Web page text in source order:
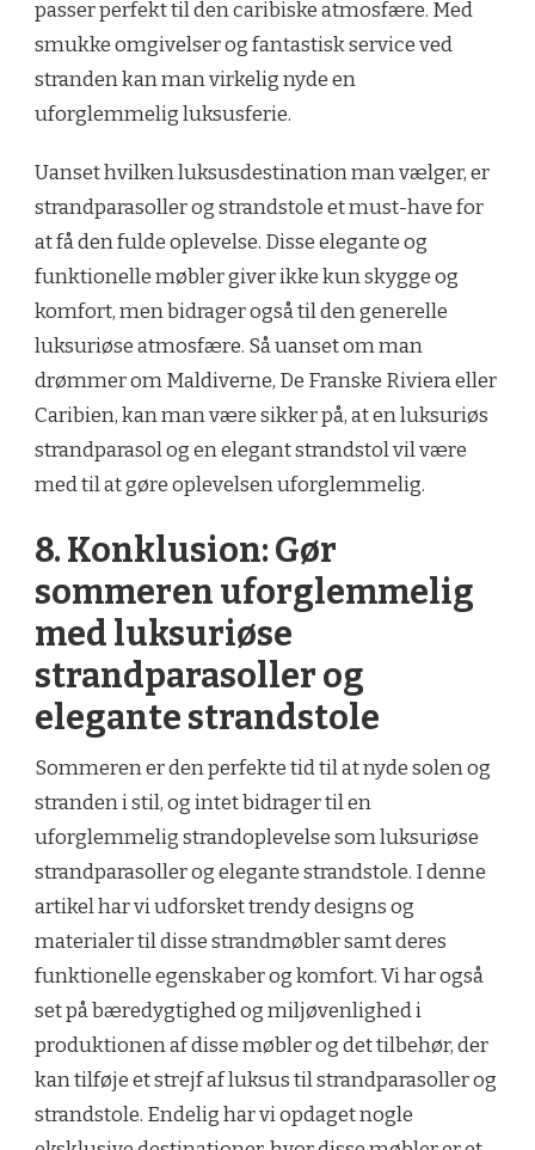
passer perfekt til den caribiske atmosfære. Med
smukke omgivelser og fantastisk service ved
stranden kan man virkelig nyde en
uforglemmelig luksusferie.
Uanset hvilken luksusdestination man vælger, er
strandparasoller og strandstole et must-have for
at få den fulde oplevelse. Disse elegante og
funktionelle møbler giver ikke kun skygge og
komfort, men bidrager også til den generelle
luksuriøse atmosfære. Så uanset om man
drømmer om Maldiverne, De Franske Riviera eller
Caribien, kan man være sikker på, at en luksuriøs
strandparasol og en elegant strandstol vil være
med til at gøre oplevelsen uforglemmelig.
8. Konklusion: Gør
sommeren uforglemmelig
med luksuriøse
strandparasoller og
elegante strandstole
Sommeren er den perfekte tid til at nyde solen og
stranden i stil, og intet bidrager til en
uforglemmelig strandoplevelse som luksuriøse
strandparasoller og elegante strandstole. I denne
artikel har vi udforsket trendy designs og
materialer til disse strandmøbler samt deres
funktionelle egenskaber og komfort. Vi har også
set på bæredygtighed og miljøvenlighed i
produktionen af disse møbler og det tilbehør, der
kan tilføje et strejf af luksus til strandparasoller og
strandstole. Endelig har vi opdaget nogle